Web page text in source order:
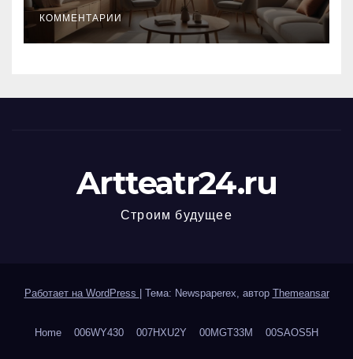
КОММЕНТАРИИ
Artteatr24.ru
Строим будущее
Работает на WordPress Тема: Newspaperex, автор Themeansar
Home 006WY430 007HXU2Y 00MGT33M 00SAOS5H